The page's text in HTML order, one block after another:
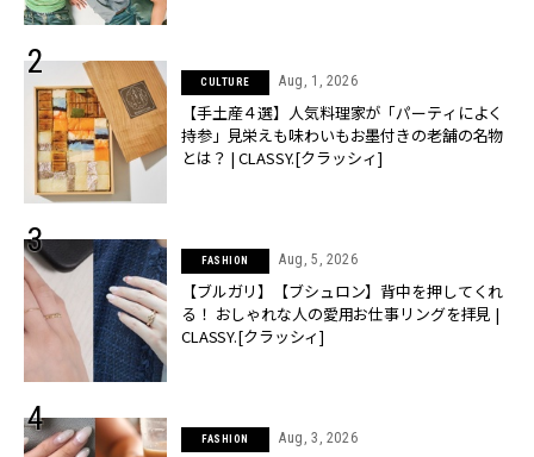
CULTURE Aug, 1, 2026
【手土産４選】人気料理家が「パーティによく
持参」見栄えも味わいもお墨付きの老舗の名物
とは？ | CLASSY.[クラッシィ]
FASHION Aug, 5, 2026
【ブルガリ】【ブシュロン】背中を押してくれ
る！ おしゃれな人の愛用お仕事リングを拝見 |
CLASSY.[クラッシィ]
FASHION Aug, 3, 2026